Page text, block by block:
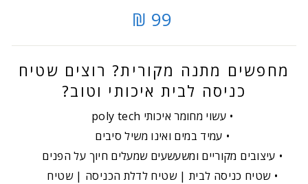
99 ₪
מחפשים מתנה מקורית? רוצים שטיח
כניסה לבית איכותי וטוב?
עשוי מחומר איכותי poly tech
עמיד במים ואינו משיל סיבים
עיצובים מקוריים ומשעשעים שמעלים חיוך על הפנים
שטיח כניסה לבית | שטיח לדלת הכניסה | שטיח